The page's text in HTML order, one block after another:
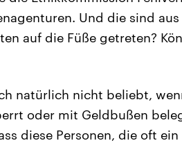
Und die sind
auf die Füße getreten?
natürlich nicht beliebt,
oder mit Geldbußen
diese Personen, die oft ein